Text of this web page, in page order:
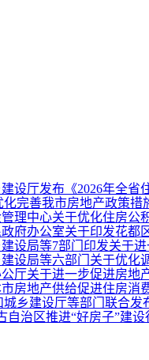
设厅发布《2026年全省
完善我市房地产政策措
理中心关于优化住房公
府办公室关于印发花都
设局等7部门印发关于
设局等六部门关于优化
厅关于进一步促进房地
房地产供给促进住房消
乡建设厅等部门联合发
自治区推进“好房子”建